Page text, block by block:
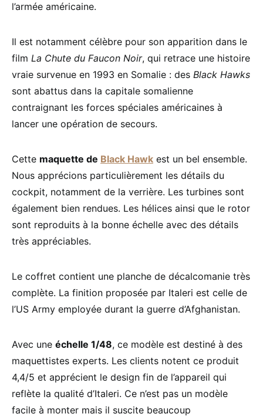
l’armée américaine.
Il est notamment célèbre pour son apparition dans le
film La Chute du Faucon Noir, qui retrace une histoire
vraie survenue en 1993 en Somalie : des Black Hawks
sont abattus dans la capitale somalienne
contraignant les forces spéciales américaines à
lancer une opération de secours.
Cette maquette de Black Hawk est un bel ensemble.
Nous apprécions particulièrement les détails du
cockpit, notamment de la verrière. Les turbines sont
également bien rendues. Les hélices ainsi que le rotor
sont reproduits à la bonne échelle avec des détails
très appréciables.
Le coffret contient une planche de décalcomanie très
complète. La finition proposée par Italeri est celle de
l’US Army employée durant la guerre d’Afghanistan.
Avec une échelle 1/48, ce modèle est destiné à des
maquettistes experts. Les clients notent ce produit
4,4/5 et apprécient le design fin de l’appareil qui
reflète la qualité d’Italeri. Ce n’est pas un modèle
facile à monter mais il suscite beaucoup